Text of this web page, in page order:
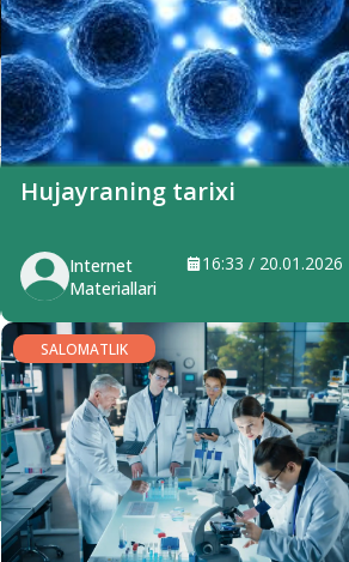
Hujayraning tarixi
Internet
Materiallari
16:33 / 20.01.2026
SALOMATLIK